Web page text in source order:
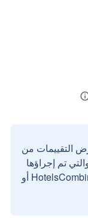
التقييمات من
تم إجراؤها
بواسطة مستخدمين حقيقيين مع HotelsCombined أو